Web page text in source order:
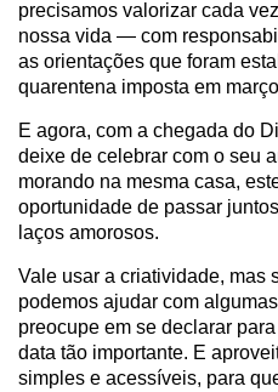
precisamos valorizar cada
nossa vida — com
as orientações que foram
quarentena imposta em
E agora, com a chegada do
deixe de celebrar com o seu
morando na mesma casa,
oportunidade de passar
laços amorosos.
Vale usar a criatividade, mas
podemos ajudar com
preocupe em se declarar
data tão importante. E
simples e acessíveis, para